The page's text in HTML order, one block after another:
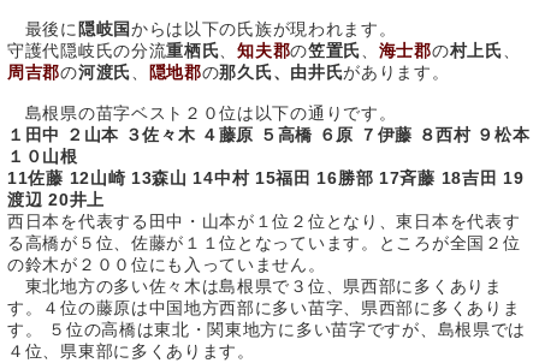
最後に 隠岐国からは以下の氏族が現われます。
守護代隠岐氏の分流重栖氏 、知夫郡の笠置氏 海士郡の村上氏
周吉郡の河渡氏 隠地郡の那久氏、由井氏があります。
島根県の苗字ベスト２０位は以下の通りです。
１田中 ２山本 ３佐々木 ４藤原 ５高橋 ６原 ７伊藤 ８西村 ９松本
１０山根
11佐藤 12山崎 13森山 14中村 15福田 16勝部 17斉藤 18吉田 19
渡辺 20井上
西日本を代表する田中・山本が１位２位となり、東日本を代表す
る高橋が５位、佐藤が１１位となっています。ところが全国２位
の鈴木が２００位にも入っていません。
東北地方の多い佐々木は島根県で３位、県西部に多くありま
す。４位の藤原は中国地方西部に多い苗字、県西部に多くありま
す。 ５位の高橋は東北・関東地方に多い苗字ですが、島根県では
４位、県東部に多くあります。